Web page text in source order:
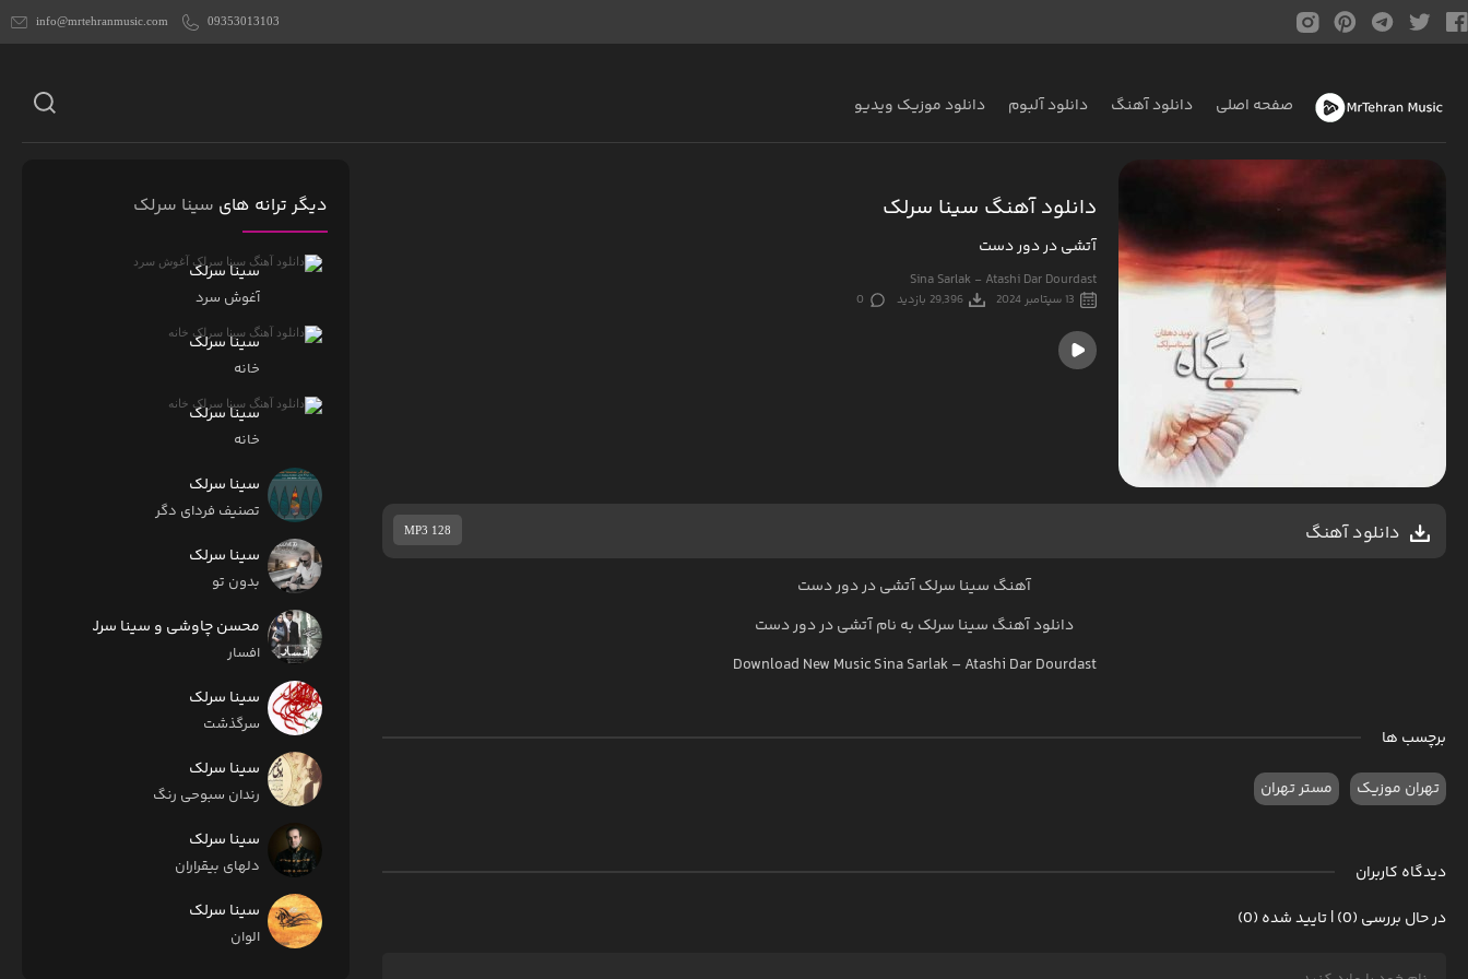
info@mrtehranmusic.com 09353013103
صفحه اصلی دانلود آهنگ دانلود آلبوم دانلود موزیک ویدیو
دانلود آهنگ سینا سرلک
آتشی در دور دست
Sina Sarlak - Atashi Dar Dourdast
13 سپتامبر 2024 29,396 بازدید 0
دانلود آهنگ MP3 128
آهنگ سینا سرلک آتشی در دور دست
دانلود آهنگ سینا سرلک به نامآتشی در دور دست
Download New MusicSina Sarlak– Atashi Dar Dourdast
برچسب ها
تهران موزیک مستر تهران
دیدگاه کاربران
در حال بررسی (0) | تایید شده (0)
دیگر ترانه های سینا سرلک
سینا سرلک
آغوش سرد
سینا سرلک
خانه
سینا سرلک
خانه
سینا سرلک
تصنیف فردای دگر
سینا سرلک
بدون تو
محسن چاوشی و سینا سرلک
افسار
سینا سرلک
سرگذشت
سینا سرلک
رندان سبوحی رنگ
سینا سرلک
دلهای بیقراران
سینا سرلک
الوان